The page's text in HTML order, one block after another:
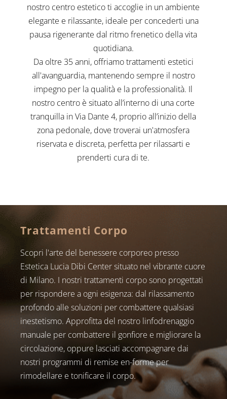
nostro centro estetico ti accoglie in un ambiente
elegante e rilassante, ideale per concederti una
pausa rigenerante dal ritmo frenetico della vita
quotidiana.
Da oltre 35 anni, offriamo trattamenti estetici
all'avanguardia, mantenendo sempre il nostro
impegno per la qualità e la professionalità. Il
nostro centro è situato all’interno di una corte
tranquilla in Via Dante 4, proprio all’inizio della
zona pedonale, dove troverai un'atmosfera
riservata e discreta, perfetta per rilassarti e
prenderti cura di te.
Trattamenti Corpo
Scopri l'arte del benessere corporeo presso
Estetica Lucia Dibi Center situato nel vibrante cuore
di Milano. I nostri trattamenti corpo sono progettati
per rispondere a ogni esigenza: dal rilassamento
profondo alle soluzioni per combattere qualsiasi
inestetismo. Approfitta del nostro linfodrenaggio
manuale per combattere il gonfiore e migliorare la
circolazione, oppure lasciati accompagnare dai
nostri programmi di remise en-forme per
rimodellare e tonificare il corpo.